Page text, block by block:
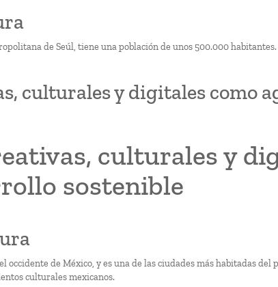
de Seúl, tiene una población de unos 500.000 habitantes.
culturales y digitales como
culturales y
sostenible
de México, y es una de las ciudades más habitadas del
culturales mexicanos.